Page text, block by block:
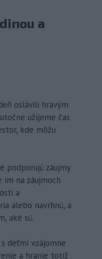
a
oslávili hravým
užijeme čas
kde môžu
podporujú záujmy
na záujmoch
a
alebo navrhnú, a
aké sú.
deťmi vzájomne
a hranie totiž